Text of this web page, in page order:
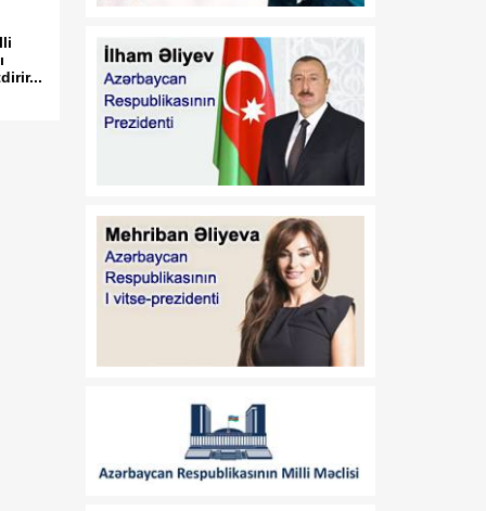
Azərbaycan
14 iyul tarixli 449-VIIQD
nömrəli Qanununun tətbiqi
və bununla əlaqədar bəzi
məsələlərin tənzimlənməsi
İnvestisiya Forumunun
Təşkilat Komitəsinin
yaradılması haqqında
08 Avqust
Respublikasının Elm və
Təhsil və Elm Nazirliyi
arasında illik təhsil
kvotalarının qarşılıqlı
ayrılması haqqında
01:04
08 Avqust